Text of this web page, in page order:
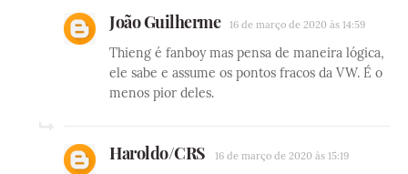
João Guilherme 16 de março de 2020 às 14:59
Thieng é fanboy mas pensa de maneira lógica,
ele sabe e assume os pontos fracos da VW. É o
menos pior deles.
Haroldo/CRS 16 de março de 2020 às 15:19